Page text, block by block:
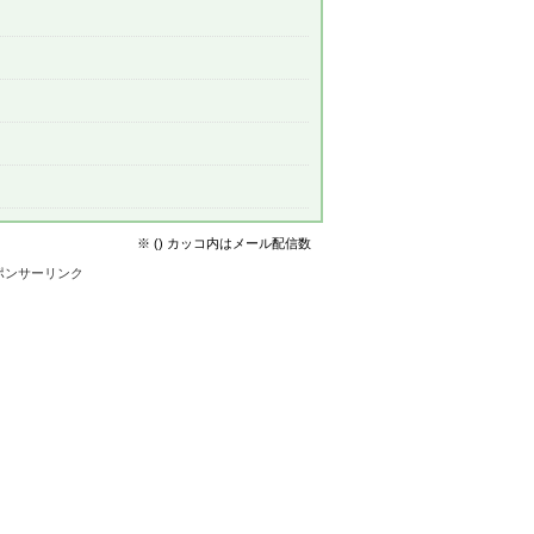
※ () カッコ内はメール配信数
ンサーリンク